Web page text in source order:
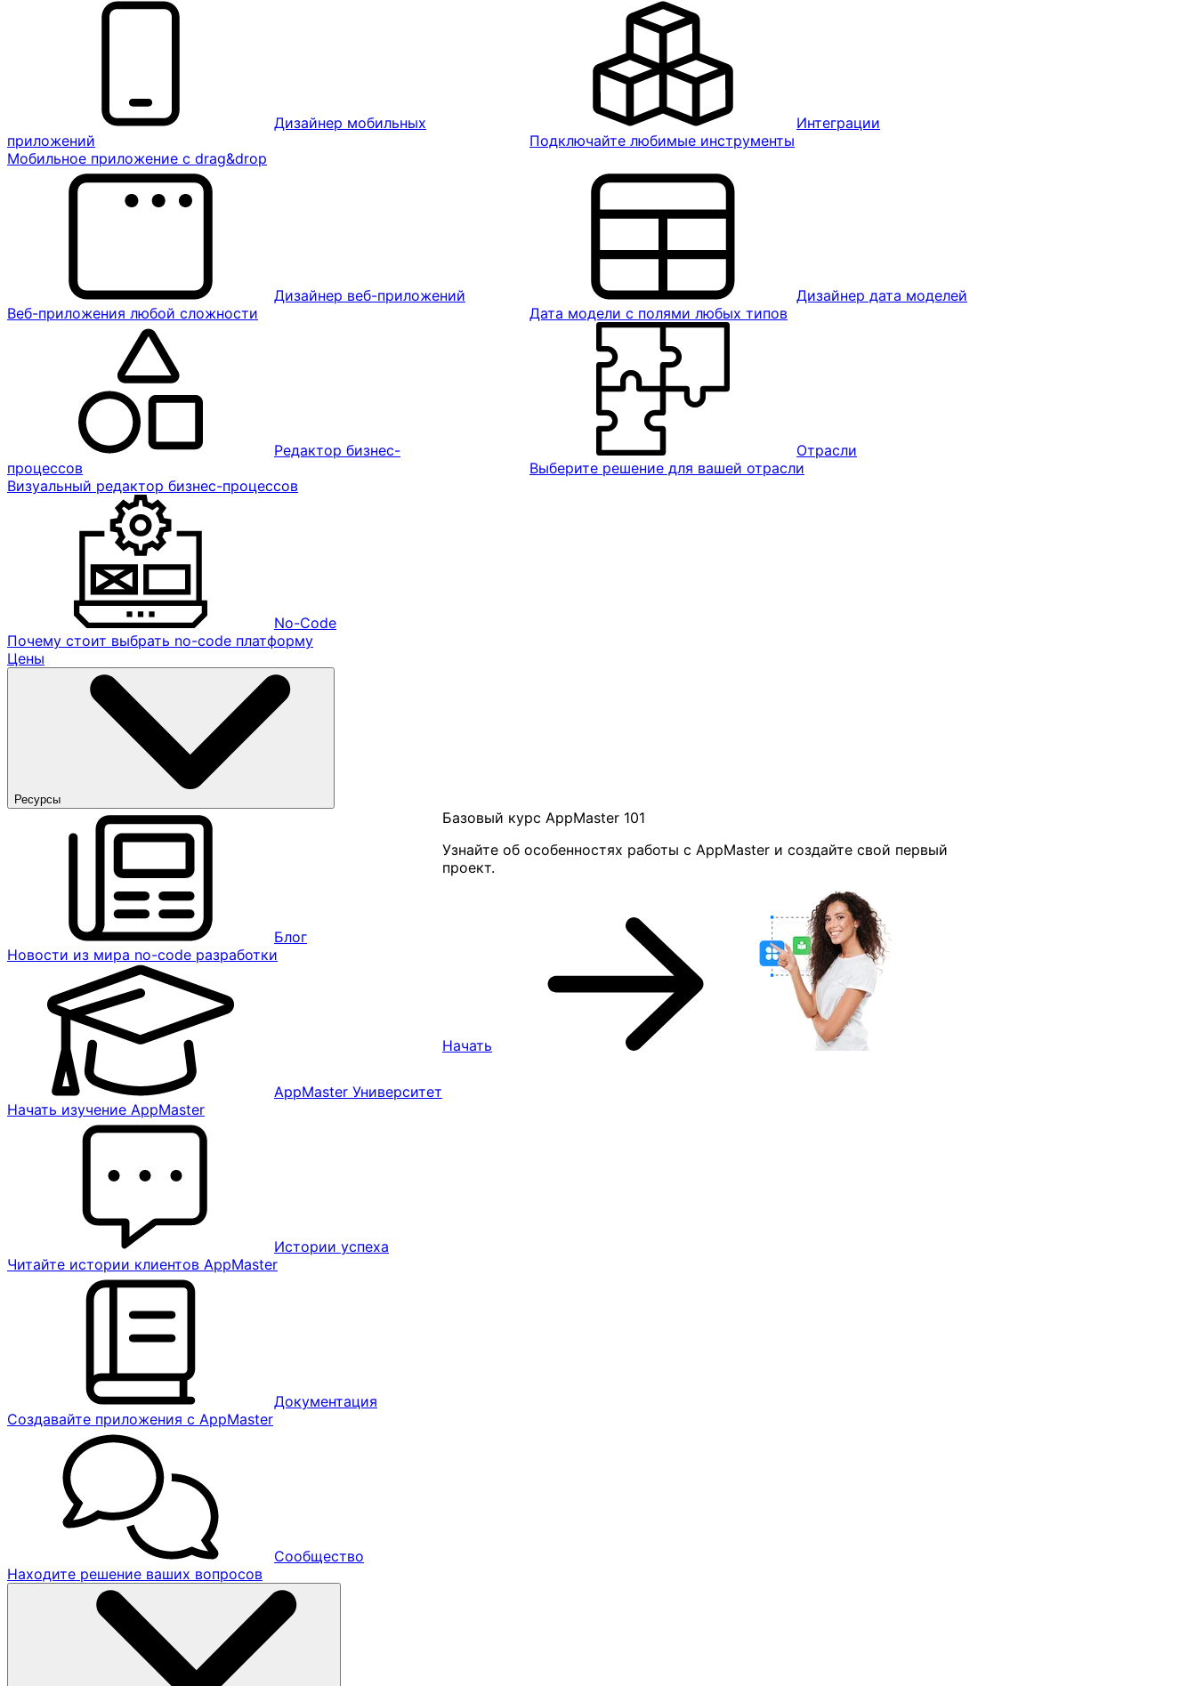
Дизайнер мобильных
приложений
Мобильное приложение с drag&drop
Интеграции
Подключайте любимые инструменты
Дизайнер веб-приложений
Веб-приложения любой сложности
Дизайнер дата моделей
Дата модели с полями любых типов
Редактор бизнес-
процессов
Визуальный редактор бизнес-процессов
Отрасли
Выберите решение для вашей отрасли
No-Code
Почему стоит выбрать no-code платформу
Цены
Ресурсы
Блог
Новости из мира no-code разработки
AppMaster Университет
Начать изучение AppMaster
Истории успеха
Читайте истории клиентов AppMaster
Документация
Создавайте приложения с AppMaster
Сообщество
Находите решение ваших вопросов
Базовый курс AppMaster 101
Узнайте об особенностях работы с AppMaster и создайте свой первый
проект.
Начать